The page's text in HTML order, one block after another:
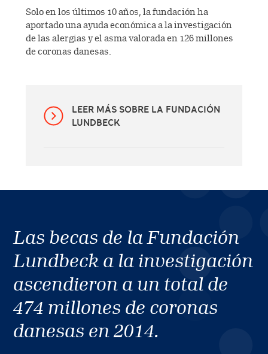
Solo en los últimos 10 años, la fundación ha
aportado una ayuda económica a la investigación
de las alergias y el asma valorada en 126 millones
de coronas danesas.
LEER MÁS SOBRE LA FUNDACIÓN
LUNDBECK
Las becas de la Fundación
Lundbeck a la investigación
ascendieron a un total de
474 millones de coronas
danesas en 2014.